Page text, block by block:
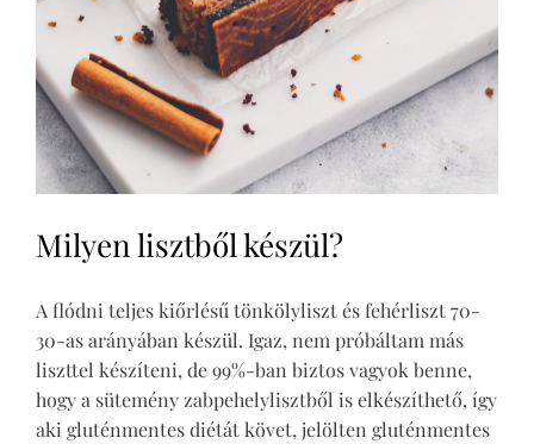
Milyen lisztből készül?
A flódni teljes kiőrlésű tönkölyliszt és fehérliszt 70-
30-as arányában készül. Igaz, nem próbáltam más
liszttel készíteni, de 99%-ban biztos vagyok benne,
hogy a sütemény zabpehelylisztből is elkészíthető, így
aki gluténmentes diétát követ, jelölten gluténmentes